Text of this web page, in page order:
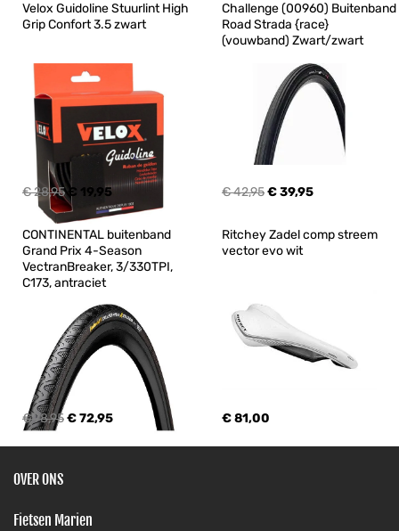
Velox Guidoline Stuurlint High
Grip Confort 3.5 zwart
€ 28,95 € 19,95
Challenge (00960) Buitenband
Road Strada {race}
(vouwband) Zwart/zwart
€ 42,95€ 39,95
CONTINENTAL buitenband
Grand Prix 4-Season
VectranBreaker, 3/330TPI,
C173, antraciet
€ 78,95€ 72,95
Ritchey Zadel comp streem
vector evo wit
€ 81,00
OVER ONS
Fietsen Marien